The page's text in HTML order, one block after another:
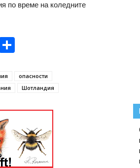
по време на коледните
Email
опасности
Шотландия